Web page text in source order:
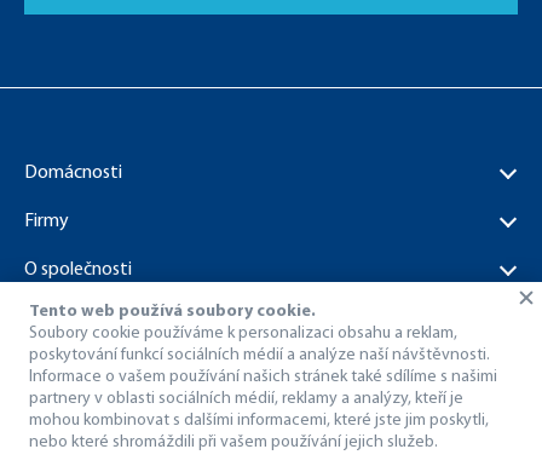
Domácnosti
Firmy
O společnosti
Dokumenty ke stažení
© 1998 – 2026 Dragon Internet a.s..
Tento web používá soubory cookie.
Soubory cookie používáme k personalizaci obsahu a reklam,
poskytování funkcí sociálních médií a analýze naší návštěvnosti.
Informace o vašem používání našich stránek také sdílíme s našimi
partnery v oblasti sociálních médií, reklamy a analýzy, kteří je
mohou kombinovat s dalšími informacemi, které jste jim poskytli,
nebo které shromáždili při vašem používání jejich služeb.